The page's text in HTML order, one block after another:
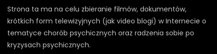
Strona ta ma na celu zbieranie filmów, dokumentów,
krótkich form telewizyjnych (jak video blogi) w Internecie o
tematyce chorób psychicznych oraz radzenia sobie po
kryzysach psychicznych.